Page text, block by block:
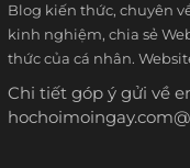
Blog kiến thức, chuyên
kinh nghiệm, chia sẻ
thức của cá nhân.
Chi tiết góp ý gửi về